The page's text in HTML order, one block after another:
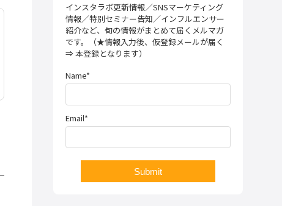
インスタラボ更新情報／SNSマーケティング
情報／特別セミナー告知／インフルエンサー
紹介など、旬の情報がまとめて届くメルマガ
です。（★情報入力後、仮登録メールが届く
⇒ 本登録となります）
Name*
Email*